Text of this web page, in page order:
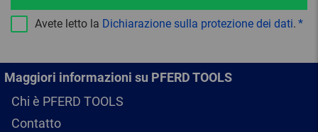
Avete letto la Dichiarazione sulla protezione dei dati.
Maggiori informazioni su PFERD TOOLS
Chi è PFERD TOOLS
Contatto